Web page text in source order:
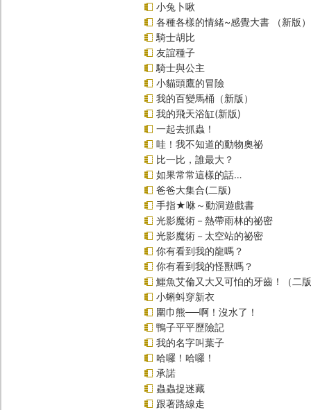
小兔卜啾
各種各樣的情緒~感覺大書 （新版）
騎士胡比
友誼種子
騎士與公主
小貓頭鷹的冒險
我的百變馬桶（新版）
我的飛天浴缸(新版)
一起去抓蟲！
哇！我不知道的動物奧祕
比一比，誰最大？
如果常常這樣的話…
爸爸大集合(二版)
手指★咻～動洞遊戲書
光影魔術－熱帶雨林的祕密
光影魔術－太空站的祕密
你有看到我的龍嗎？
你有看到我的怪獸嗎？
鱷魚艾倫又大又可怕的牙齒！（二
小蝌蚪穿新衣
圍巾熊──啊！沒水了！
鴨子平平歷險記
我的名字叫葉子
哈囉！哈囉！
承諾
蟲蟲捉迷藏
跟著路線走